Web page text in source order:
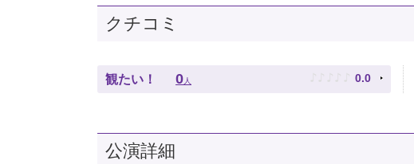
クチコミ
観たい！ 0 人 ♪ ♪ ♪ ♪ ♪ 0.0
公演詳細